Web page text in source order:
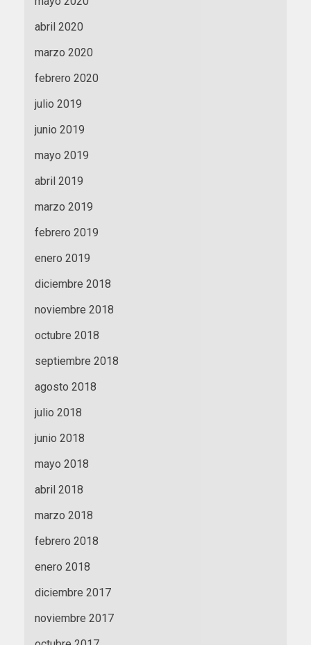
abril 2020
marzo 2020
febrero 2020
julio 2019
junio 2019
mayo 2019
abril 2019
marzo 2019
febrero 2019
enero 2019
diciembre 2018
noviembre 2018
octubre 2018
septiembre 2018
agosto 2018
julio 2018
junio 2018
mayo 2018
abril 2018
marzo 2018
febrero 2018
enero 2018
diciembre 2017
noviembre 2017